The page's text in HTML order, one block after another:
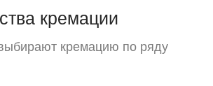
кремации
кремацию по ряду